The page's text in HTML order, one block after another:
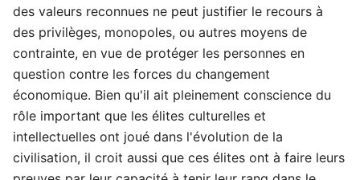
des valeurs reconnues ne peut justifier le recours à
des privilèges, monopoles, ou autres moyens de
contrainte, en vue de protéger les personnes en
question contre les forces du changement
économique. Bien qu'il ait pleinement conscience du
rôle important que les élites culturelles et
intellectuelles ont joué dans l'évolution de la
civilisation, il croit aussi que ces élites ont à faire leurs